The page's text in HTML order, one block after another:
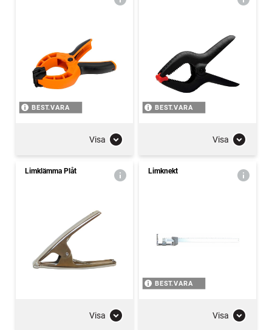
BEST.VARA
Visa
BEST.VARA
Visa
Limklämma Plåt
Visa
Limknekt
BEST.VARA
Visa